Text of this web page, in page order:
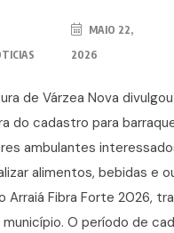
MAIO 22,
2026
de Várzea Nova
do cadastro para
ambulantes
alimentos, bebidas e
Arraiá Fibra Forte 2026,
município. O período de